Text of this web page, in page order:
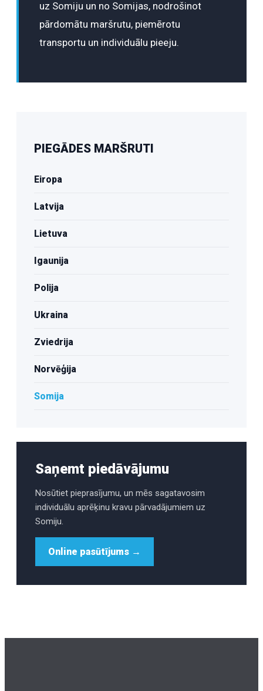
uz Somiju un no Somijas, nodrošinot
pārdomātu maršrutu, piemērotu
transportu un individuālu pieeju.
PIEGĀDES MARŠRUTI
Eiropa
Latvija
Lietuva
Igaunija
Polija
Ukraina
Zviedrija
Norvēģija
Somija
Saņemt piedāvājumu
Nosūtiet pieprasījumu, un mēs sagatavosim
individuālu aprēķinu kravu pārvadājumiem uz
Somiju.
Online pasūtījums →